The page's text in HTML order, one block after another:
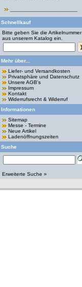
Schnellkauf
Bitte geben Sie die Artikelnummer
aus unserem Katalog ein.
Mehr über...
Liefer- und Versandkosten
Privatsphäre und Datenschutz
Unsere AGB's
Impressum
Kontakt
Widerrufsrecht & Widerruf
Informationen
Sitemap
Messe - Termine
Neue Artikel
Ladenöffnungszeiten
Suche
Erweiterte Suche »